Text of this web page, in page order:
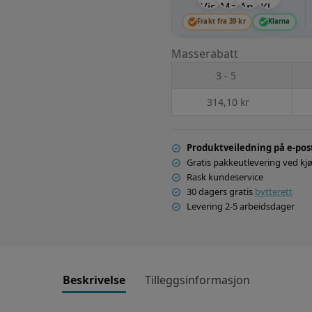
Frakt fra 39 kr Klarna
Masserabatt
3 - 5
314,10 kr
Produktveiledning på e-
Gratis pakkeutlevering ved
Rask kundeservice
30 dagers gratis bytterett
Levering 2-5 arbeidsdager
Beskrivelse Tilleggsinformasjon